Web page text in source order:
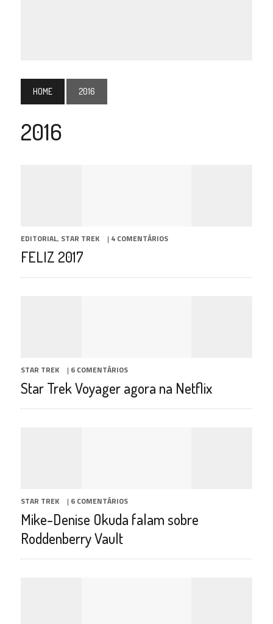
HOME 2016
2016
EDITORIAL, STAR TREK | 4 COMENTÁRIOS
FELIZ 2017
STAR TREK | 6 COMENTÁRIOS
Star Trek Voyager agora na Netflix
STAR TREK | 6 COMENTÁRIOS
Mike-Denise Okuda falam sobre
Roddenberry Vault